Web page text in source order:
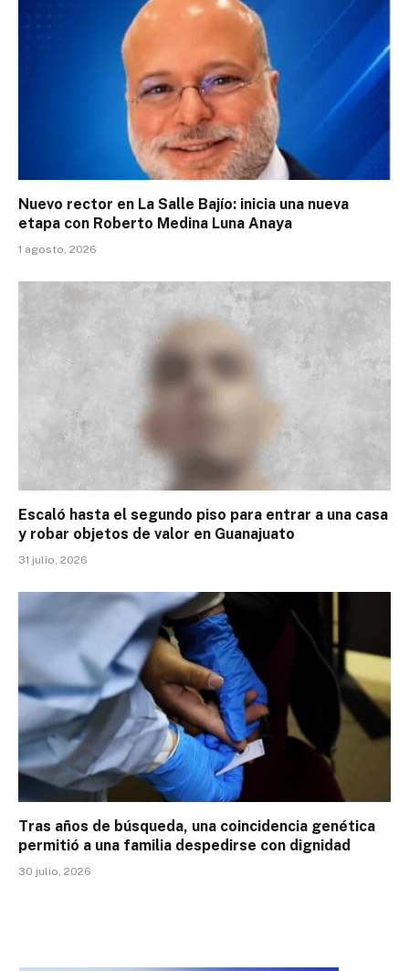
Nuevo rector en La Salle Bajío: inicia una nueva
etapa con Roberto Medina Luna Anaya
1 agosto, 2026
Escaló hasta el segundo piso para entrar a una casa
y robar objetos de valor en Guanajuato
31 julio, 2026
Tras años de búsqueda, una coincidencia genética
permitió a una familia despedirse con dignidad
30 julio, 2026